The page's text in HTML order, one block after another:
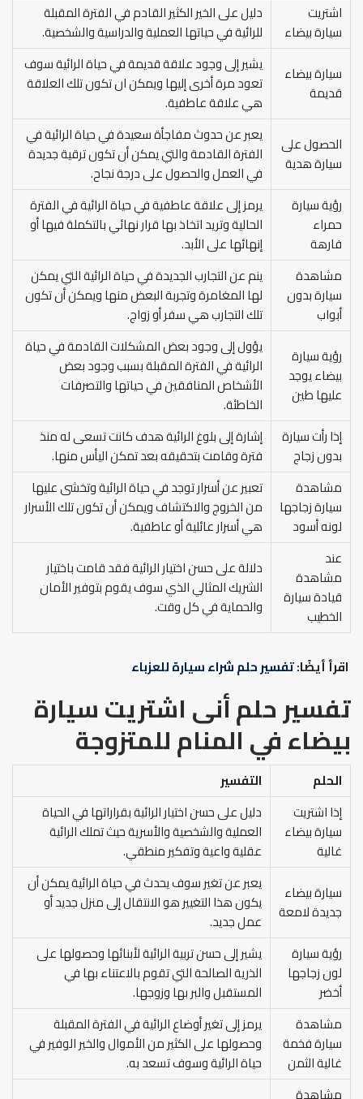
اشتريت
سيارة بيضاء
دليل على الخير الكثير القادم في الفترة المقبلة
للرائية في حياتها العملية والدراسية والشخصية.
سيارة بيضاء
قديمة
يشير إلى وجود علاقة قديمة في حياة الرائية سوف
تعود مرة أخرى إليها ويمكن ان تكون تلك العلاقة
هي علاقة عاطفية.
الحصول على
سيارة هدية
يعبر عن حدوث مفاجأة سعيدة في حياة الرائية في
الفترة القادمة والتي يمكن أن تكون ترقية جديدة
في العمل والحصول على درجة نجاح.
رؤية سيارة
حمراء
فارهة
يرمز إلى علاقة عاطفية في حياة الرائية في الفترة
الحالية وتريد اتخاذ بها قرار نهائي بالتكملة فيها أو
إنهائها على الأبد.
مشاهدة
سيارة بدون
أبواب
ينم عن التجارب الجديدة في حياة الرائية التي يمكن
لها المغامرة وتجربة البعض منها ويمكن أن تكون
تلك التجارب هي سفر أو زواج.
رؤية سيارة
بيضاء يوجد
عليها طين
يؤول إلى وجود بعض المشكلات القادمة في حياة
الرائية في الفترة المقبلة بسبب وجود بعض
الأشخاص المنافقين في حياتها والتصرفات
الخاطئة.
إذا رأت سيارة
بدون زجاج
إشارة إلى بلوغ الرائية هدف كانت تسعى له منذ
فترة وقامت بتحقيقه بعد تمكن اليأس منها.
مشاهدة
سيارة زجاجها
لونه أسود
تعبير عن أسرار توجد في حياة الرائية وتخشى عليها
من الخروج والاكتشاف ويمكن أن تكون تلك الأسرار
هي أسرار عائلية أو عاطفية.
عند
مشاهدة
قيادة سيارة
الخطيب
دلالة على حسن اختيار الرائية فقد قامت باختيار
الشريك المثالي الذي سوف يقوم بتوفير الأمان
والحماية في كل وقت.
اقرأ أيضًا:تفسير حلم شراء سيارة للعزباء
تفسير حلم أنى اشتريت سيارة
بيضاء في المنامللمتزوجة
الحلم
التفسير
إذا اشتريت
سيارة بيضاء
غالية
دليل على حسن اختيار الرائية بقراراتها في الحياة
العملية والشخصية والأسرية حيث تملك الرائية
عقلية واعية وتفكير منطقي.
سيارة بيضاء
جديدة لامعة
يعبر عن تغير سوف يحدث في حياة الرائية يمكن أن
يكون هذا التغيير هو الانتقال إلى منزل جديد أو
عمل جديد.
رؤية سيارة
لون زجاجها
أخضر
يشير إلى حسن تربية الرائية لأبنائها وحصولها على
الذرية الصالحة التي تقوم بالاعتناء بها في
المستقبل والبر بها وزوجها.
مشاهدة
سيارة فخمة
غالية الثمن
يرمز إلى تغير أوضاع الرائية في الفترة المقبلة
وحصولها على الكثير من الأموال والخير الوفير في
حياة الرائية وسوف تسعد به.